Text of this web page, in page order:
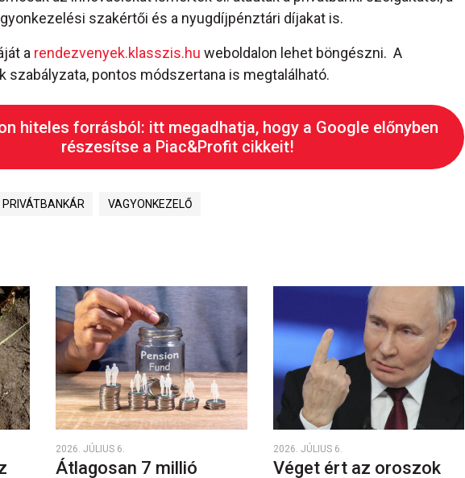
szakértői és a nyugdíjpénztári díjakat is.
a rendezvenyek.klasszis.hu weboldalon lehet böngészni. A
szabályzata, pontos módszertana is megtalálható.
hiteles forrásból: itt megadhatja, hogy a Google előnyben
részesítse a Piac&Profit cikkeit!
PRIVÁTBANKÁR VAGYONKEZELŐ
2026. JÚLIUS 6.
Átlagosan 7 millió
2026. JÚLIUS 6.
Véget ért az oroszok